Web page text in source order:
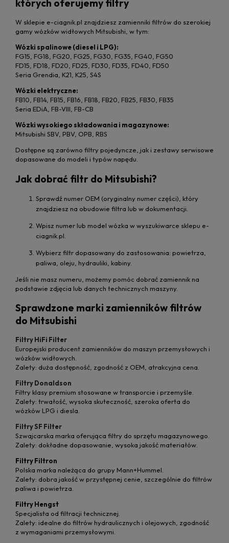
których oferujemy filtry
W sklepie e-ciagnik.pl znajdziesz zamienniki filtrów do szerokiej
gamy wózków widłowych Mitsubishi, w tym:
Wózki spalinowe (diesel i LPG):
FG15, FG18, FG20, FG25, FG30, FG35, FG40, FG50
FD15, FD18, FD20, FD25, FD30, FD35, FD40, FD50
Seria Grendia, K21, K25, S4S
Wózki elektryczne:
FB10, FB14, FB15, FB16, FB18, FB20, FB25, FB30, FB35
Seria EDiA, FB-VIII, FB-CB
Wózki wysokiego składowania i magazynowe:
Mitsubishi SBV, PBV, OPB, RBS
Dostępne są zarówno filtry pojedyncze, jak i zestawy serwisowe
dopasowane do modeli i typów napędu.
Jak dobrać filtr do Mitsubishi?
Sprawdź numer OEM (oryginalny numer części), który
znajdziesz na obudowie filtra lub w dokumentacji.
Wpisz numer lub model wózka w wyszukiwarce sklepu e-
ciagnik.pl.
Wybierz filtr dopasowany do zastosowania: powietrza,
paliwa, oleju, hydrauliki, kabiny.
Jeśli nie masz numeru, możemy pomóc dobrać zamiennik na
podstawie zdjęcia lub danych technicznych maszyny.
Sprawdzone marki zamienników filtrów
do Mitsubishi
Filtry HiFi Filter
Europejski producent zamienników do maszyn przemysłowych i
wózków widłowych.
Zalety: duża dostępność, zgodność z OEM, atrakcyjna cena.
Filtry Donaldson
Filtry klasy premium stosowane w transporcie i przemyśle.
Zalety: trwałość, wysoka skuteczność, szeroka oferta do
wózków LPG i diesla.
Filtry SF Filter
Szwajcarska marka oferująca filtry do sprzętu magazynowego.
Zalety: dokładne dopasowanie, wysoka jakość materiałów.
Filtry Filtron
Polska marka należąca do grupy Mann+Hummel.
Zalety: dobra jakość w przystępnej cenie, szczególnie do filtrów
paliwa i powietrza.
Filtry Hengst
Specjalista od filtracji technicznej.
Zalety: idealne do filtrów hydraulicznych i olejowych, zgodność
z wymaganiami przemysłowymi.